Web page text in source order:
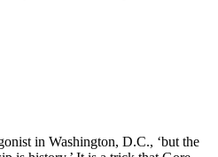
in Washington, D.C., ‘but the